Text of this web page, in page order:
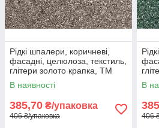
Рідкі шпалери, коричневі,
фасадні, целюлоза, текстиль,
глітери золото крапка, ТМ
"Макс-Колор", Тип Ф/11
В наявності
385,70 ₴/упаковка
406 ₴/упаковка
Тип
В
406